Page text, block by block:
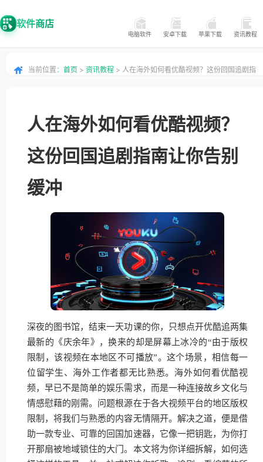
软件商店
电脑软件 安卓下载 苹果下载 资讯教程
当前位置： 首页 > 资讯教程 > 人在海外如何看优酷视频？这份回国追剧指
人在海外如何看优酷视频？
这份回国追剧指南让你告别
缓冲
深夜的图书馆，结束一天功课的你，只想点开优酷追两集
最新的《庆余年》，换来的却是屏幕上冰冷的“由于版权
限制，该视频在本地区不可播放”。这个场景，相信每一
位留学生、海外工作者都无比熟悉。海外如何看优酷视
频，早已不是简单的娱乐需求，而是一种连接故乡文化与
情感慰藉的刚需。问题根源在于各大视频平台的地区版权
限制，将我们与熟悉的内容无情隔开。解决之道，便是借
助一款专业、可靠的回国加速器，它像一把钥匙，为你打
开那扇被地域锁住的大门。本文将为你详细拆解，如何选